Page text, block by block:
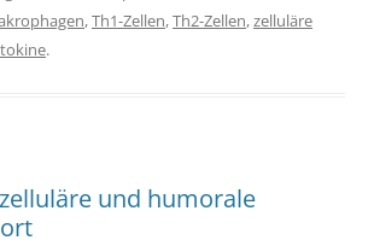
,Th1-Zellen,Th2-Zellen,zelluläre
.
und humorale